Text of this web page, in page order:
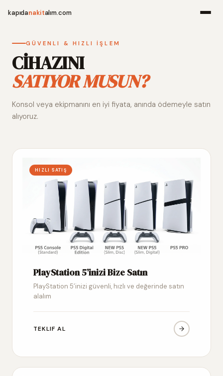
kapıdanakitalım.com
Alım
GÜVENLI & HIZLI İŞLEM
CİHAZINI
SATIYOR MUSUN?
Konsol veya ekipmanını en iyi fiyata, anında ödemeyle satın
alıyoruz.
HIZLI SATIŞ
PlayStation 5’inizi Bize Satın
PlayStation 5’inizi güvenli, hızlı ve değerinde satın
alalım
TEKLIF AL